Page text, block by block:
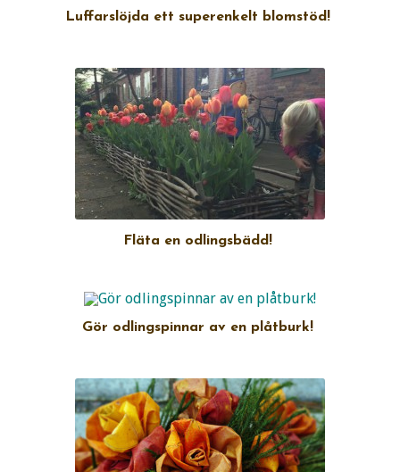
Luffarslöjda ett superenkelt blomstöd!
Fläta en odlingsbädd!
Gör odlingspinnar av en plåtburk!